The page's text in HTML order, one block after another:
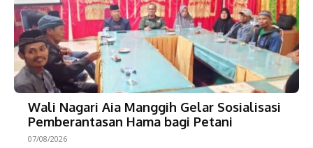
Wali Nagari Aia Manggih Gelar Sosialisasi
Pemberantasan Hama bagi Petani
07/08/2026